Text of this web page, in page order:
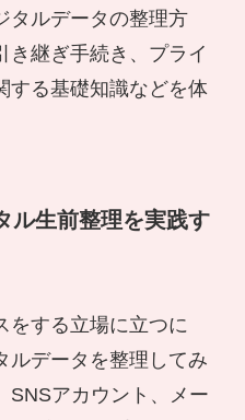
タルデータの整理方
き継ぎ手続き、プライ
する基礎知識などを体
ル生前整理を実践す
をする立場に立つに
ルデータを整理してみ
SNSアカウント、メー